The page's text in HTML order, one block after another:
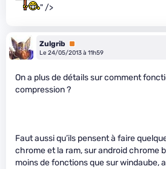
" />
Zulgrib
Premium
Le 24/05/2013 à 11h59
On a plus de détails sur comment
compression ?
Faut aussi qu’ils pensent à faire
chrome et la ram, sur android chrome
moins de fonctions que sur windaube,